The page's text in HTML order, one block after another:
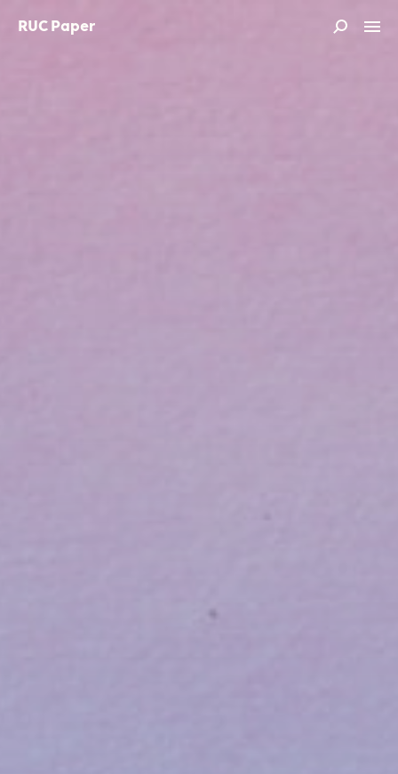
RUC Paper